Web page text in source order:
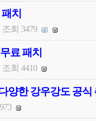
치
조회 3479
료 패치
조회 4410
양한 강우강도 공식